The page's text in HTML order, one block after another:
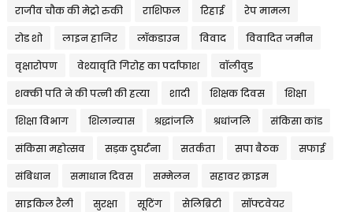
राजीव चौक की मेट्रो रुकी राशिफल रिहाई रेप मामला
रोड शो लाइन हाजिर लॉकडाउन विवाद विवादित जमीन
वृक्षारोपण वेश्यावृति गिरोह का पर्दाफाश वॉलीवुड
शक्की पति ने की पत्नी की हत्या शादी शिक्षक दिवस शिक्षा
शिक्षा विभाग शिलान्यास श्रद्धांजलि श्रधांजलि संकिसा कांड
संकिसा महोत्सव सड़क दुघर्टना सतर्कता सपा बैठक सफाई
संबिधान समाधान दिवस सम्मेलन सहावर क्राइम
साइकिल रैली सुरक्षा सूटिंग सेलिब्रिटी सॉफ्टवेयर